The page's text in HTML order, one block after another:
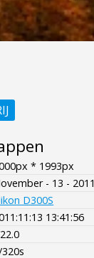
* 1993px
- 13 - 2011
D300S
13:41:56